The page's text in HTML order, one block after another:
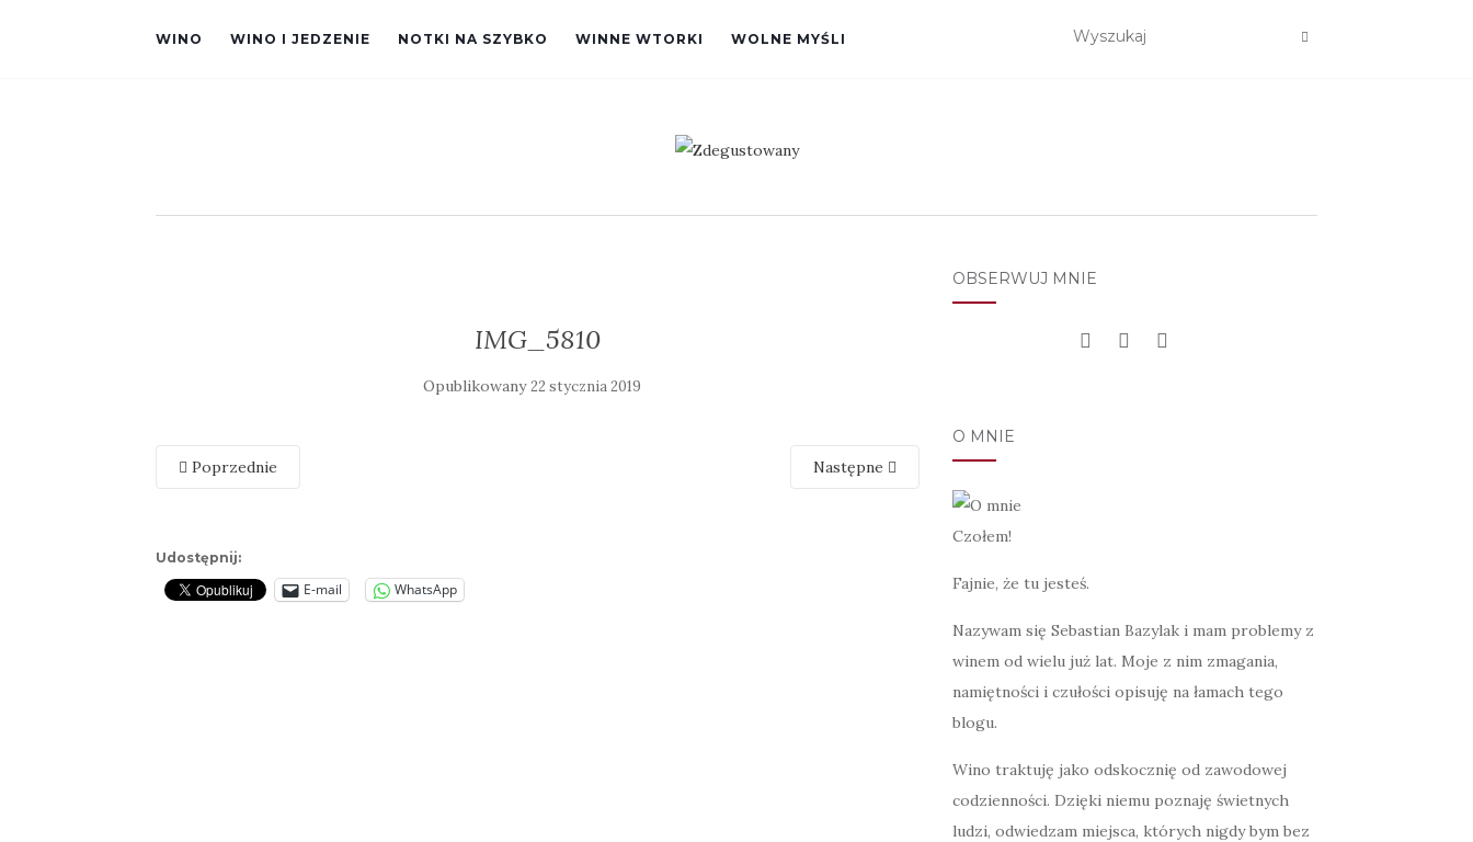
WINO WINO I JEDZENIE NOTKI NA SZYBKO WINNE WTORKI WOLNE MYŚLI
IMG_5810
Opublikowany22 stycznia 2019
Poprzednie Następne
Udostępnij:
E-mail WhatsApp
OBSERWUJ MNIE
O MNIE
Czołem!
Fajnie, że tu jesteś.
Nazywam się Sebastian Bazylak i mam problemy z
winem od wielu już lat. Moje z nim zmagania,
namiętności i czułości opisuję na łamach tego
blogu.
Wino traktuję jako odskocznię od zawodowej
codzienności. Dzięki niemu poznaję świetnych
ludzi, odwiedzam miejsca, których nigdy bym bez